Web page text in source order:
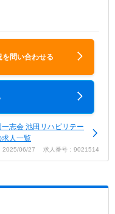
問い合わせる
一志会 池田リハビリテー
求人一覧
2025/06/27 求人番号：9021514